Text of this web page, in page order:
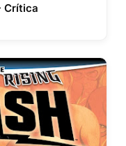
Crítica